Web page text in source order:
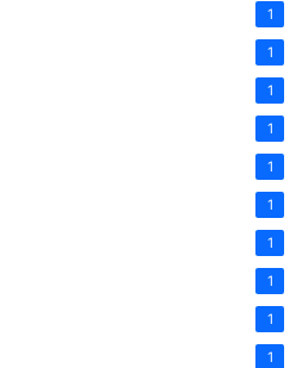
1
1
1
1
1
1
1
1
1
1